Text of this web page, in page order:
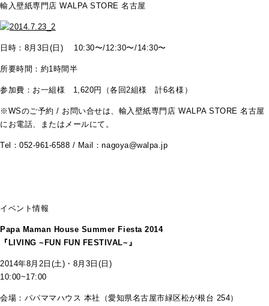
輸入壁紙専門店 WALPA STORE 名古屋
日時：8月3日(日) 10:30〜/12:30〜/14:30〜
所要時間：約1時間半
参加費：お一組様 1,620円（各回2組様 計6名様）
※WSのご予約 / お問い合せは、輸入壁紙専門店 WALPA STORE 名古屋
にお電話、またはメールにて。
Tel：052-961-6588 / Mail：nagoya@walpa.jp
イベント情報
Papa Maman House Summer Fiesta 2014
『LIVING ~FUN FUN FESTIVAL~』
2014年8月2日(土)・8月3日(日)
10:00~17:00
会場：パパママハウス 本社（愛知県名古屋市緑区松が根台 254）